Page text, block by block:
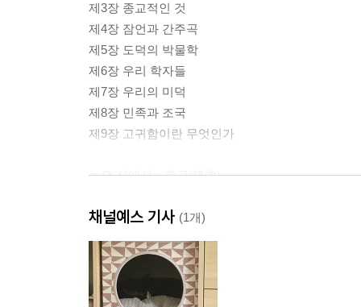
제3장 종교적인 것
제4장 잠언과 간주곡
제5장 도덕의 박물학
제6장 우리 학자들
제7장 우리의 미덕
제8장 민족과 조국
제9장 고귀함이란 무엇인가
높은 산에서―후곡(後曲)
옮긴이 해제
채널예스 기사 (1개)